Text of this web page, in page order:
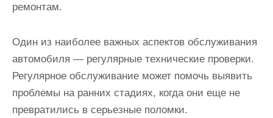
ремонтам.
Один из наиболее важных аспектов обслуживания
автомобиля — регулярные технические проверки.
Регулярное обслуживание может помочь выявить
проблемы на ранних стадиях, когда они еще не
превратились в серьезные поломки.